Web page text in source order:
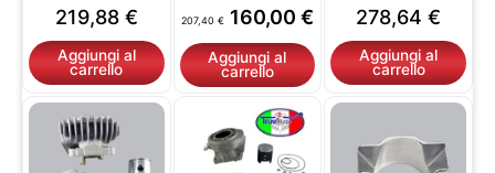
219,88 €
Aggiungi al
carrello
207,40 € 160,00 €
Aggiungi al
carrello
278,64€
Aggiungi al
carrello
Questo
prodotto
ha